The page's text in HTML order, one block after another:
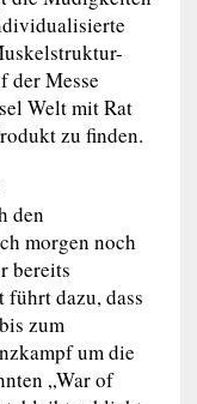
der Messe
Welt mit Rat
zu finden.
den
morgen noch
bereits
dazu, dass
zum
um die
„War of